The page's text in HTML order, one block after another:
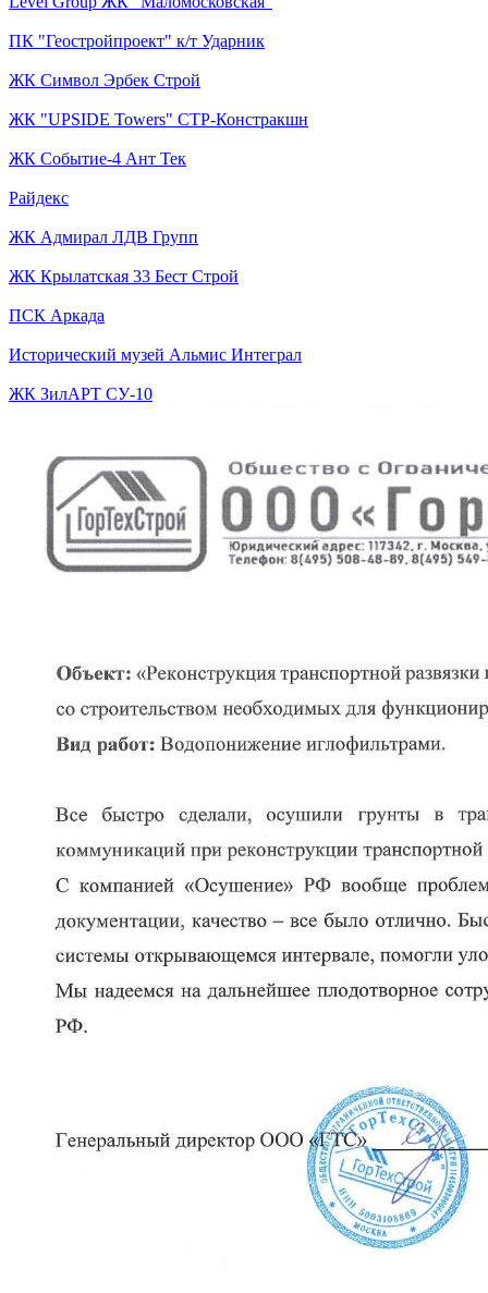
ПК "Геостройпроект" к/т Ударник
ЖК Символ Эрбек Строй
ЖК "UPSIDE Towers" СТР-Констракшн
ЖК Событие-4 Ант Тек
Райдекс
ЖК Адмирал ЛДВ Групп
ЖК Крылатская 33 Бест Строй
ПСК Аркада
Исторический музей Альмис Интеграл
ЖК ЗилАРТ СУ-10